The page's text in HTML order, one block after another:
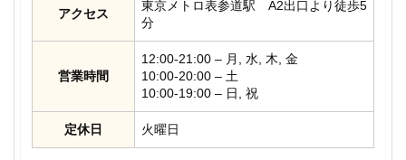
アクセス
東京メトロ表参道駅 A2出口より徒歩5
分
営業時間
12:00-21:00 – 月, 水, 木, 金
10:00-20:00 – 土
10:00-19:00 – 日, 祝
定休日 火曜日